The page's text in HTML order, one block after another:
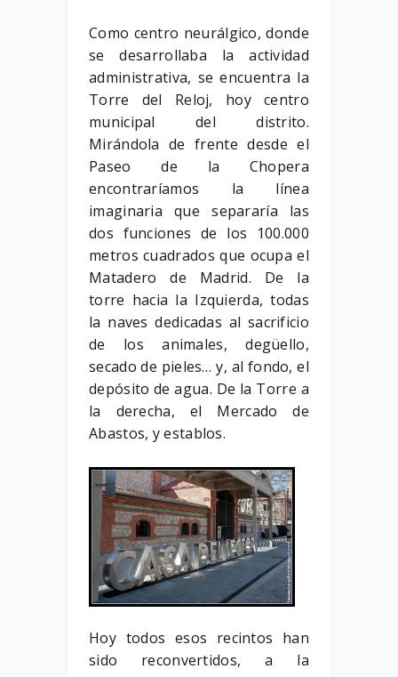
Como centro neurálgico, donde
se desarrollaba la actividad
administrativa, se encuentra la
Torre del Reloj, hoy centro
municipal del distrito.
Mirándola de frente desde el
Paseo de la Chopera
encontraríamos la línea
imaginaria que separaría las
dos funciones de los 100.000
metros cuadrados que ocupa el
Matadero de Madrid. De la
torre hacia la Izquierda, todas
la naves dedicadas al sacrificio
de los animales, degüello,
secado de pieles… y, al fondo, el
depósito de agua. De la Torre a
la derecha, el Mercado de
Abastos, y establos.
Hoy todos esos recintos han
sido reconvertidos, a la